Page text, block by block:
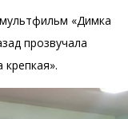
«Димка
прозвучала